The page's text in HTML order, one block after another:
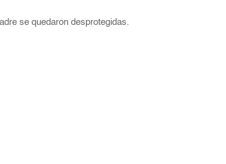
se quedaron desprotegidas.